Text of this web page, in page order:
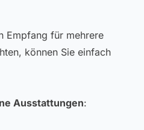
Empfang für mehrere
können Sie einfach
Ausstattungen: